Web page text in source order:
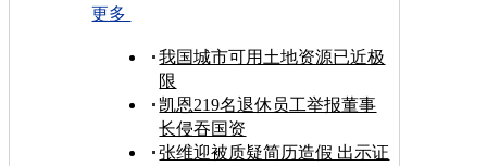
更多
我国城市可用土地资源已近极
限
凯恩219名退休员工举报董事
长侵吞国资
张维迎被质疑简历造假 出示证